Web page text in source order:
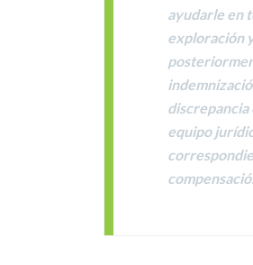
ayudarle en
exploración
discrepancia
equipo